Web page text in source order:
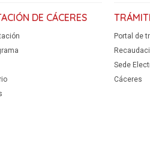
DE CÁCERES
Portal de
Sede
Cáceres